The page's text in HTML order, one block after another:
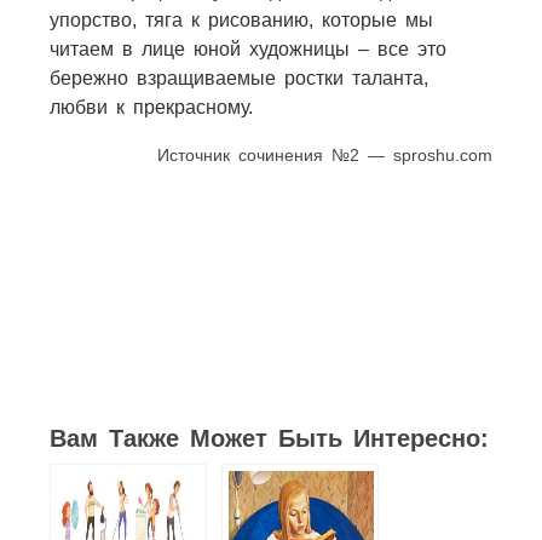
упорство, тяга к рисованию, которые мы
читаем в лице юной художницы – все это
бережно взращиваемые ростки таланта,
любви к прекрасному.
Источник сочинения №2 — sproshu.com
Вам Также Может Быть Интересно: